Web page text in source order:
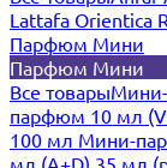
Lattafa Orientica
Парфюм Мини
Парфюм Мини
Все товары
парфюм 10 мл
100 мл Мини-
мл (A+D) 35 мл